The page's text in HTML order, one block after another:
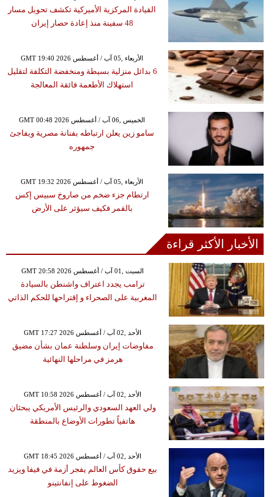
القيادة المركزية الأميركية تكشف تحويل مسار
48 سفينة منذ إعادة حصار إيران
GMT 19:40 2026 الأربعاء ,05 آب / أغسطس
6 بدائل منزلية بسيطة ومنخفضة التكلفة لتقليل
استهلاك الأطعمة فائقة المعالجة
GMT 00:48 2026 الخميس ,06 آب / أغسطس
سامو زين يعلن ارتباطه بفنانة مصرية ويفاجئ
جمهوره
GMT 19:32 2026 الأربعاء ,05 آب / أغسطس
ارتطام جزء ضخم من صاروخ سبيس إكس
بالقمر فكيف سيؤثر على الأرض
الأخبار الأكثر قراءة
GMT 20:58 2026 السبت ,01 آب / أغسطس
ترامب يجدد اعتراف واشنطن بالسيادة
المغربية على الصحراء و إقتراحها للحكم الذاتي
GMT 17:27 2026 الأحد ,02 آب / أغسطس
مفاوضات إيران وسلطنة عمان بشأن مضيق
هرمز في مراحلها النهائية
GMT 10:58 2026 الأحد ,02 آب / أغسطس
ولي العهد السعودي والرئيس الأمريكي يبحثان
هاتفياً تطورات الأوضاع بالمنطقة
GMT 18:45 2026 الأحد ,02 آب / أغسطس
بيع حقوق كأس العالم يفجر أزمة في فيفا ويزيد
الضغوط على إنفانتينو